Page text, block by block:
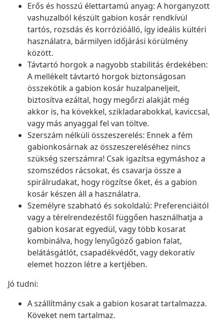
Erős és hosszú élettartamú anyag: A horganyzott
vashuzalból készült gabion kosár rendkívül
tartós, rozsdás és korrózióálló, így ideális kültéri
használatra, bármilyen időjárási körülmény
között.
Távtartó horgok a nagyobb stabilitás érdekében:
A mellékelt távtartó horgok biztonságosan
összekötik a gabion kosár huzalpaneljeit,
biztosítva ezáltal, hogy megőrzi alakját még
akkor is, ha kövekkel, szikladarabokkal, kaviccsal,
vagy más anyaggal fel van töltve.
Szerszám nélküli összeszerelés: Ennek a fém
gabionkosárnak az összeszereléséhez nincs
szükség szerszámra! Csak igazítsa egymáshoz a
szomszédos rácsokat, és csavarja össze a
spirálrudakat, hogy rögzítse őket, és a gabion
kosár készen áll a használatra.
Személyre szabható és sokoldalú: Preferenciáitól
vagy a térelrendezéstől függően használhatja a
gabion kosarat egyedül, vagy több kosarat
kombinálva, hogy lenyűgöző gabion falat,
belátásgátlót, csapadékvédőt, vagy dekoratív
elemet hozzon létre a kertjében.
Jó tudni:
A szállítmány csak a gabion kosarat tartalmazza.
Köveket nem tartalmaz.